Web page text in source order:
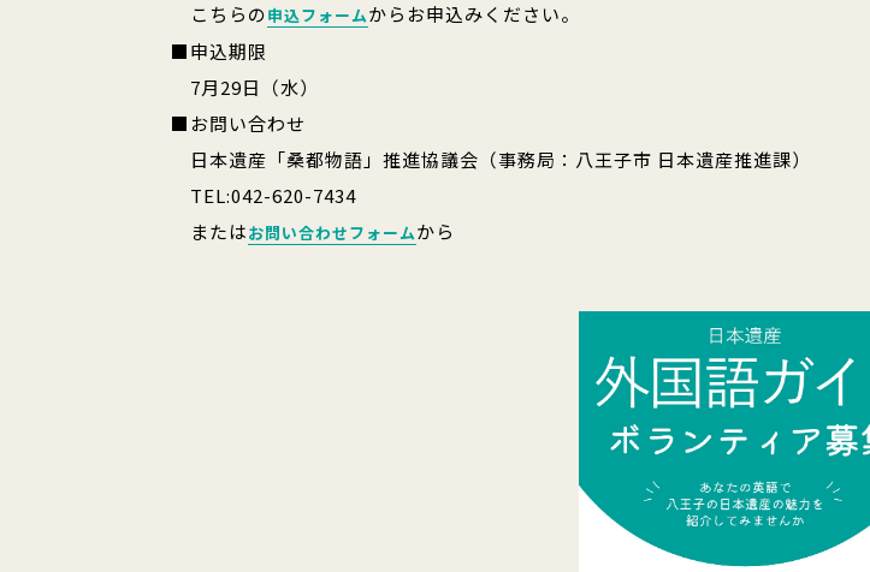
こちらの申込フォームからお申込みください。
■申込期限
7月29日（水）
■お問い合わせ
日本遺産「桑都物語」推進協議会（事務局：八王子市 日本遺産推進課）
TEL:042-620-7434
またはお問い合わせフォームから